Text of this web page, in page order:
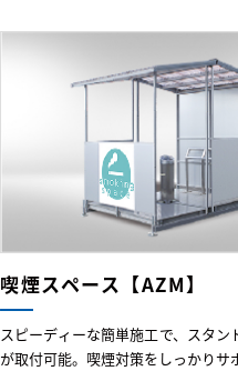
喫煙スペース【AZM】
スピーディーな簡単施工で、スタン
が取付可能。喫煙対策をしっかりサ